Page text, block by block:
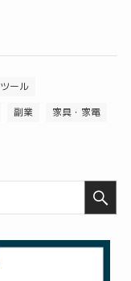
ツール
副業
家具・家電